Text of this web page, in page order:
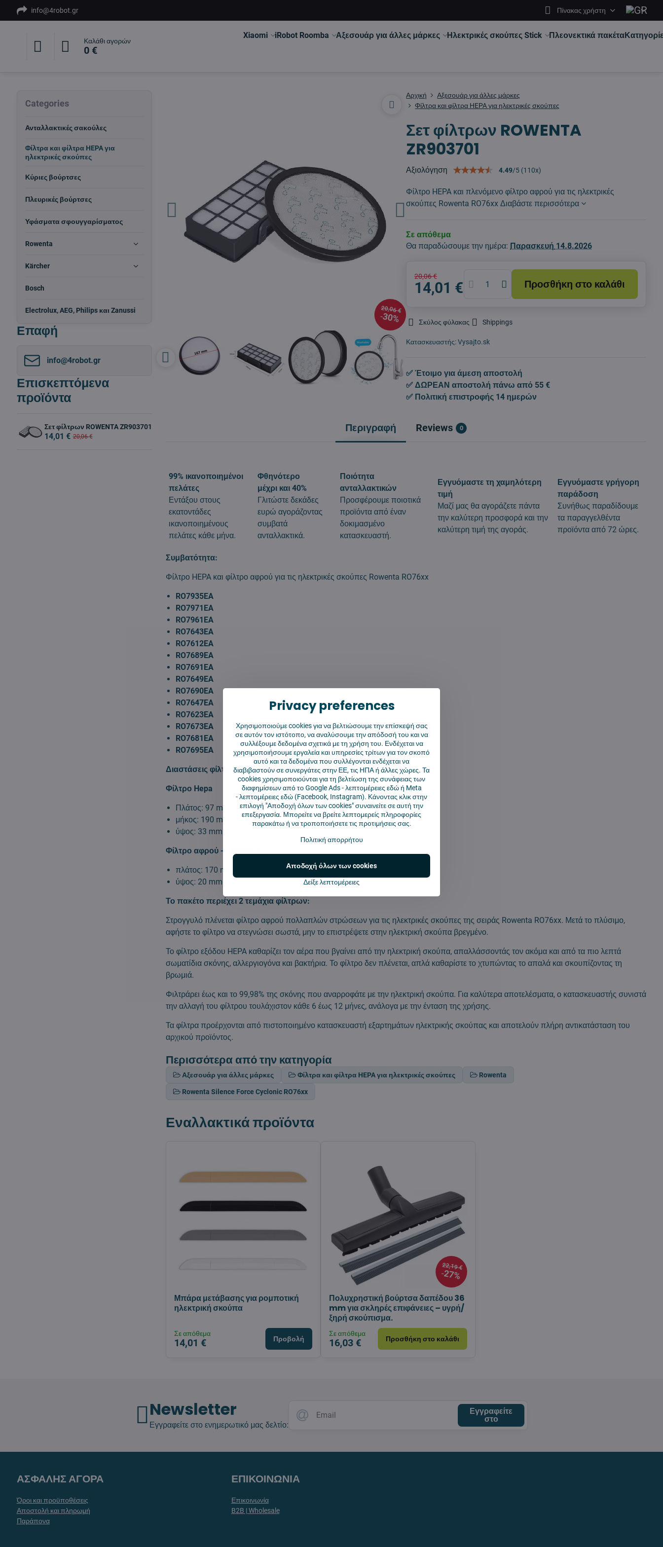
info@4robot.gr Πίνακας χρήστη
Καλάθι αγορών
0 €
Xiaomi iRobot Roomba Αξεσουάρ για άλλες μάρκες Ηλεκτρικές σκούπες Stick Πλεονεκτικά πακέτα
20,06 €
30%
Αρχική
Αξεσουάρ για άλλες μάρκες
Φίλτρα και φίλτρα HEPA για ηλεκτρικές σκούπες
Σετ φίλτρων ROWENTA
ZR903701
Αξιολόγηση 4.49/5 (110x)
Φίλτρο HEPA και πλενόμενο φίλτρο αφρού για τις ηλεκτρικές
σκούπες Rowenta RO76xxΔιαβάστε περισσότερα
Σε απόθεμα
Θα παραδώσουμε την ημέρα: Παρασκευή 14.8.2026
20,06 €
14,01 € Προσθήκη στο καλάθι
Σκύλος φύλακας Shippings
Κατασκευαστής:Vysajto.sk
✅ Έτοιμο για άμεση αποστολή
✅ ΔΩΡΕΑΝ αποστολή πάνω από 55 €
✅ Πολιτική επιστροφής 14 ημερών
Περιγραφή Reviews 0
99% ικανοποιημένοι
πελάτες
Εντάξου στους
εκατοντάδες
ικανοποιημένους
πελάτες κάθε μήνα.
Φθηνότερο
μέχρι και 40%
Γλιτώστε δεκάδες
ευρώ αγοράζοντας
συμβατά
ανταλλακτικά.
Ποιότητα
ανταλλακτικών
Προσφέρουμε ποιοτικά
προϊόντα από έναν
δοκιμασμένο
κατασκευαστή.
Εγγυόμαστε τη χαμηλότερη
τιμή
Μαζί μας θα αγοράζετε πάντα
την καλύτερη προσφορά και την
καλύτερη τιμή της αγοράς.
Εγγυόμαστε γρήγορη
παράδοση
Συνήθως παραδίδουμε
τα παραγγελθέντα
προϊόντα από 72 ώρες.
Συμβατότητα:
Φίλτρο HEPA και φίλτρο αφρού για τις ηλεκτρικές σκούπες Rowenta RO76xx
RO7935EA
RO7971EA
RO7961EA
RO7643EA
RO7612EA
RO7689EA
RO7691EA
RO7649EA
RO7690EA
RO7647EA
RO7623EA
RO7673EA
RO7681EA
RO7695EA
Διαστάσεις φίλτρου:
Φίλτρο Hepa
Πλάτος: 97 mm
μήκος: 190 mm
ύψος: 33 mm
Φίλτρο αφρού - στρογγυλό
πλάτος: 170 mm / 155mm
ύψος: 20 mm
Το πακέτο περιέχει 2 τεμάχια φίλτρων:
Στρογγυλό πλένεται φίλτρο αφρού πολλαπλών στρώσεων για τις ηλεκτρικές σκούπες της σειράς Rowenta RO76xx. Μετά το πλύσιμο,
αφήστε το φίλτρο να στεγνώσει σωστά, μην το επιστρέψετε στην ηλεκτρική σκούπα βρεγμένο.
Το φίλτρο εξόδου HEPA καθαρίζει τον αέρα που βγαίνει από την ηλεκτρική σκούπα, απαλλάσσοντάς τον ακόμα και από τα πιο λεπτά
σωματίδια σκόνης, αλλεργιογόνα και βακτήρια. Το φίλτρο δεν πλένεται, απλά καθαρίστε το χτυπώντας το απαλά και σκουπίζοντας τη
βρωμιά.
Φιλτράρει έως και το 99,98% της σκόνης που αναρροφάτε με την ηλεκτρική σκούπα. Για καλύτερα αποτελέσματα, ο κατασκευαστής συνιστά
την αλλαγή του φίλτρου τουλάχιστον κάθε 6 έως 12 μήνες, ανάλογα με την ένταση της χρήσης.
Τα φίλτρα προέρχονται από πιστοποιημένο κατασκευαστή εξαρτημάτων ηλεκτρικής σκούπας και αποτελούν πλήρη αντικατάσταση του
αρχικού προϊόντος.
Περισσότερα από την κατηγορία
Αξεσουάρ για άλλες μάρκες Φίλτρα και φίλτρα HEPA για ηλεκτρικές σκούπες Rowenta
Rowenta Silence Force Cyclonic RO76xx
Εναλλακτικά προϊόντα
Μπάρα μετάβασης για ρομποτική
ηλεκτρική σκούπα
Σε απόθεμα
14,01 € Προβολή
22,19 €
27%
Πολυχρηστική βούρτσα δαπέδου 36
mm για σκληρές επιφάνειες – υγρή/
ξηρή σκούπισμα.
Σε απόθεμα
16,03 € Προσθήκη στο καλάθι
Categories
Ανταλλακτικές σακούλες
Φίλτρα και φίλτρα HEPA για
ηλεκτρικές σκούπες
Κύριες βούρτσες
Πλευρικές βούρτσες
Υφάσματα σφουγγαρίσματος
Rowenta
Kärcher
Bosch
Electrolux, AEG, Philips και Zanussi
Επαφή
info​@4robot​.gr
Επισκεπτόμενα
προϊόντα
Σετ φίλτρων ROWENTA ZR903701
14,01 € 20,06 €
Newsletter
Εγγραφείτε στο ενημερωτικό μας δελτίο:
Εγγραφείτε
στο
ΑΣΦΑΛΗΣ ΑΓΟΡΑ
Όροι και προϋποθέσεις
Αποστολή και πληρωμή
Παράπονα
ΕΠΙΚΟΙΝΩΝΙΑ
Επικοινωνία
B2B | Wholesale
Privacy preferences
Χρησιμοποιούμε cookies για να βελτιώσουμε την επίσκεψή σας
σε αυτόν τον ιστότοπο, να αναλύσουμε την απόδοσή του και να
συλλέξουμε δεδομένα σχετικά με τη χρήση του. Ενδέχεται να
χρησιμοποιήσουμε εργαλεία και υπηρεσίες τρίτων για τον σκοπό
αυτό και τα δεδομένα που συλλέγονται ενδέχεται να
διαβιβαστούν σε συνεργάτες στην ΕΕ, τις ΗΠΑ ή άλλες χώρες. Τα
cookies χρησιμοποιούνται για τη βελτίωση της συνάφειας των
διαφημίσεων από το Google Ads -λεπτομέρειες εδώή Meta
-λεπτομέρειες εδώ (Facebook, Instagram). Κάνοντας κλικ στην
επιλογή "Αποδοχή όλων των cookies" συναινείτε σε αυτή την
επεξεργασία. Μπορείτε να βρείτε λεπτομερείς πληροφορίες
παρακάτω ή να τροποποιήσετε τις προτιμήσεις σας.
Πολιτική απορρήτου
Δείξε λεπτομέρειες
Αποδοχή όλων των cookies